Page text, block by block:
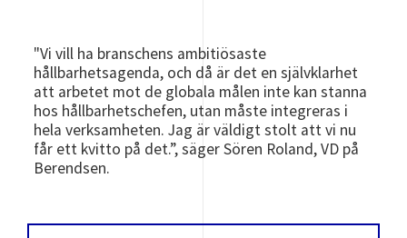
"Vi vill ha branschens ambitiösaste
hållbarhetsagenda, och då är det en självklarhet
att arbetet mot de globala målen inte kan stanna
hos hållbarhetschefen, utan måste integreras i
hela verksamheten. Jag är väldigt stolt att vi nu
får ett kvitto på det.”, säger Sören Roland, VD på
Berendsen.